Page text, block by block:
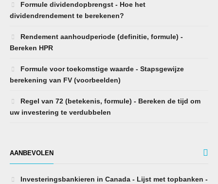
Formule dividendopbrengst - Hoe het
dividendrendement te berekenen?
Rendement aanhoudperiode (definitie, formule) -
Bereken HPR
Formule voor toekomstige waarde - Stapsgewijze
berekening van FV (voorbeelden)
Regel van 72 (betekenis, formule) - Bereken de tijd om
uw investering te verdubbelen
AANBEVOLEN
Investeringsbankieren in Canada - Lijst met topbanken -